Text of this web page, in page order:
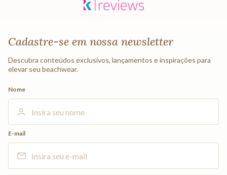
Cadastre-se em nossa newsletter
Descubra conteúdos exclusivos, lançamentos e inspirações para
elevar seu beachwear.
Nome
E-mail